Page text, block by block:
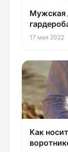
Мужская
17 мая 2022
Как